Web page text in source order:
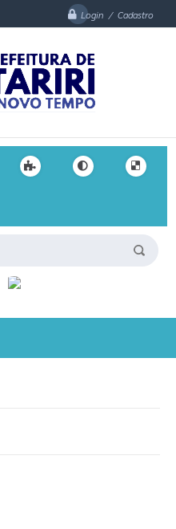
Login / Cadastro